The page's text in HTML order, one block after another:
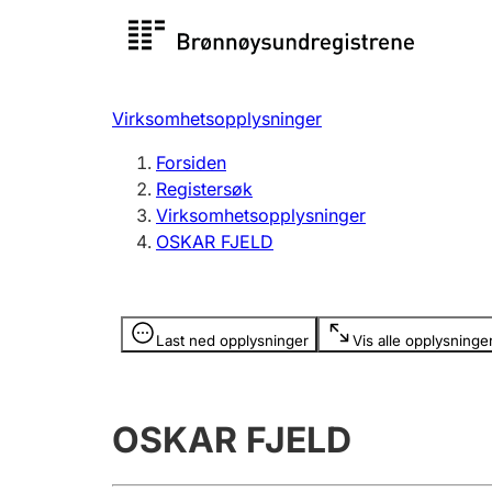
Registersøk
Registrere, endre, slette
Virksomhetsopplysninger
Forsiden
Registersøk
Virksomhetsopplysninger
OSKAR FJELD
Last ned opplysninger Vis alle
Opplysninger er skjult
OSKAR FJELD